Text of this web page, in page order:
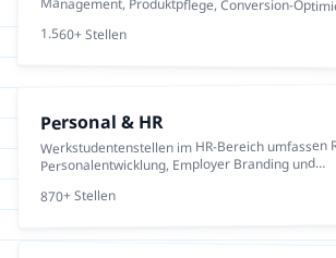
Einstiegsmöglichkeiten.
1.560+ Stellen
Personal & HR
Werkstudentenstellen im HR-Bereich umfassen
Personalentwicklung, Employer Branding und
BWL oder Sozialwissenschaften.
870+ Stellen